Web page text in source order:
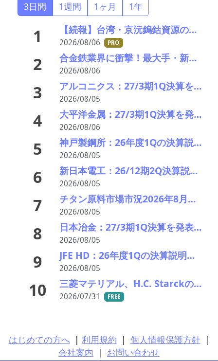
3日間 1週間 1ヶ月 1年
1 【続報】台湾・京沅鎢鈷資源の黄会長殺害事件、元従業員を逮捕か／8月8・9日に葬儀執行へ
2026/08/06 PRO
2 合金鉄業界に衝撃！最大手・新日本電工がマレーシア事業から撤退、マンガン市況低迷で72億円の減損
2026/08/06
3 アルコニクス：27/3期1Q決算を発表。業績見通し、配当を修正
2026/08/05
4 大平洋金属：27/3期1Q決算を発表。業績見通しを上方修正
2026/08/06
5 神戸製鋼所：26年度1Qの決算説明会を開催。売上高のみ上方修正だが・・・
2026/08/05
6 新日本電工：26/12期2Q決算説明会を開催。業績見通しを修正
2026/08/05
7 チタン原料市場市況2026年8月 下落、最終需要戻らず 鉱石8年ぶり安値
2026/08/05
8 日本冶金：27/3期1Q決算を発表。業績見通しを修正
2026/08/05
9 JFE HD：26年度1Qの決算説明会を開催。売上高のみ上方修正
2026/08/05
10 三菱マテリアル、H.C. Starckのタングステンリサイクル能力増強投資を決定－約5000万ユーロ投資
2026/07/31 FREE
はじめての方へ | 利用規約 | 個人情報保護方針 |
会社案内 | お問い合わせ